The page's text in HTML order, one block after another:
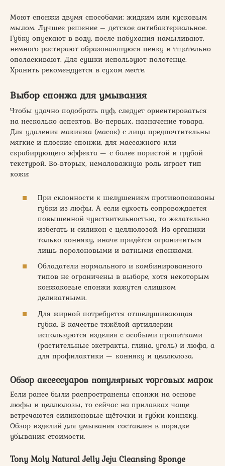
Моют спонжи двумя способами: жидким или кусковым
мылом. Лучшее решение – детское антибактериальное.
Губку опускают в воду, после набухания намыливают,
немного растирают образовавшуюся пенку и тщательно
ополаскивают. Для сушки используют полотенце.
Хранить рекомендуется в сухом месте.
Выбор спонжа для умывания
Чтобы удачно подобрать пуф, следует ориентироваться
на несколько аспектов. Во-первых, назначение товара.
Для удаления макияжа (масок) с лица предпочтительны
мягкие и плоские спонжи, для массажного или
скрабирующего эффекта — с более пористой и грубой
текстурой. Во-вторых, немаловажную роль играет тип
кожи:
При склонности к шелушениям противопоказаны
губки из люфы. А если сухость сопровождается
повышенной чувствительностью, то желательно
избегать и силикон с целлюлозой. Из органики
только конняку, иначе придётся ограничиться
лишь поролоновыми и ватными спонжами.
Обладатели нормального и комбинированного
типов не ограничены в выборе, хотя некоторым
конжаковые спонжи кажутся слишком
деликатными.
Для жирной потребуется отшелушивающая
губка. В качестве тяжёлой артиллерии
используются изделия с особыми пропитками
(растительные экстракты, глина, уголь) и люфа, а
для профилактики — конняку и целлюлоза.
Обзор аксессуаров популярных торговых марок
Если ранее были распространены спонжи на основе
люфы и целлюлозы, то сейчас на прилавках чаще
встречаются силиконовые щёточки и губки конняку.
Обзор изделий для умывания составлен в порядке
убывания стоимости.
Tony Moly Natural Jelly Jeju Cleansing Sponge